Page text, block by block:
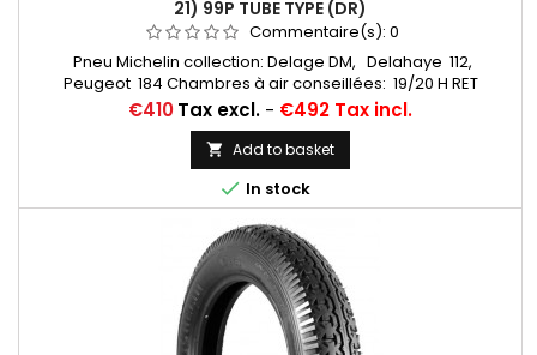
21) 99P TUBE TYPE (DR)
Commentaire(s): 0
Pneu Michelin collection: Delage DM, Delahaye 112,
Peugeot 184 Chambres à air conseillées: 19/20 H RET
(valvage oblique) Michelin, 20 H (valvage droit) ... Autres
appellations: 5,50-21; 6,00-21; 5,50x21; 6,00x21; 5,50/6,00x21;
550x21; 600x21; 550/600/21; 550/600*21
Price
€410Tax excl. - €492 Tax incl.
 Add to basket
 In stock